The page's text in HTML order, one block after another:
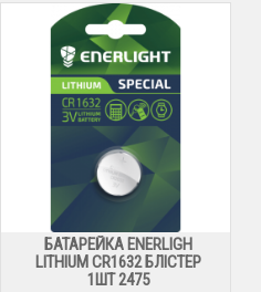
БАТАРЕЙКА ENERLIGH
LITHIUM CR1632 БЛІСТЕР
1ШТ 2475